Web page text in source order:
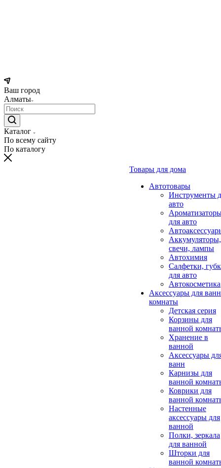
Ваш город
Алматы
Каталог
По всему сайту
По каталогу
Товары для дома
Автотовары
Инструменты
авто
для авто
Аккумуляторы,
свечи, лампы
Автохимия
Салфетки,
для авто
Автокосметика
Аксессуары для
комнаты
Детская серия
Корзины для
ванной
Хранение в
ванной
Аксессуары
ванн
Карнизы для
ванной
Коврики для
ванной
Настенные
аксессуары для
ванной
Полки, зеркала
для ванной
Шторки для
ванной